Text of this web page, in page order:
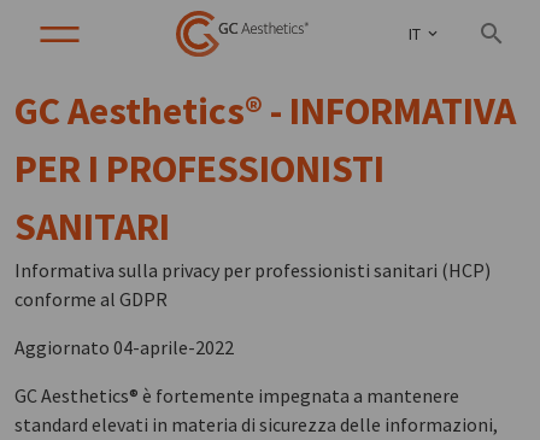
IT
GC Aesthetics® - INFORMATIVA
PER I PROFESSIONISTI
SANITARI
Informativa sulla privacy per professionisti sanitari (HCP)
conforme al GDPR
Aggiornato 04-aprile-2022
GC Aesthetics® è fortemente impegnata a mantenere
standard elevati in materia di sicurezza delle informazioni,